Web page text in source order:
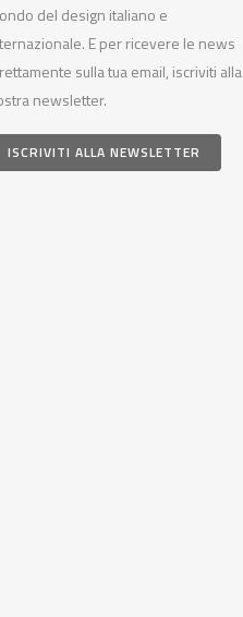
del design italiano e
E per ricevere le news
sulla tua email, iscriviti alla
newsletter.
ISCRIVITI ALLA NEWSLETTER